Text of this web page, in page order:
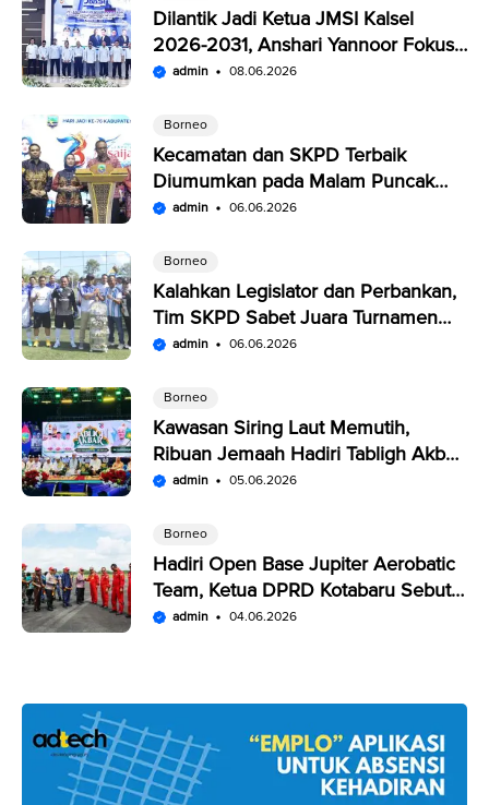
Dilantik Jadi Ketua JMSI Kalsel
2026-2031, Anshari Yannoor Fokus
Verifikasi Perusahaan Pers
admin 08.06.2026
Borneo
Kecamatan dan SKPD Terbaik
Diumumkan pada Malam Puncak
Penutupan Expo Saijaan Kotabaru
admin 06.06.2026
Borneo
Kalahkan Legislator dan Perbankan,
Tim SKPD Sabet Juara Turnamen
Segitiga Kotabaru
admin 06.06.2026
Borneo
Kawasan Siring Laut Memutih,
Ribuan Jemaah Hadiri Tabligh Akbar
HUT Kabupaten Kotabaru
admin 05.06.2026
Borneo
Hadiri Open Base Jupiter Aerobatic
Team, Ketua DPRD Kotabaru Sebut
Penampilan JAT Luar Biasa
admin 04.06.2026